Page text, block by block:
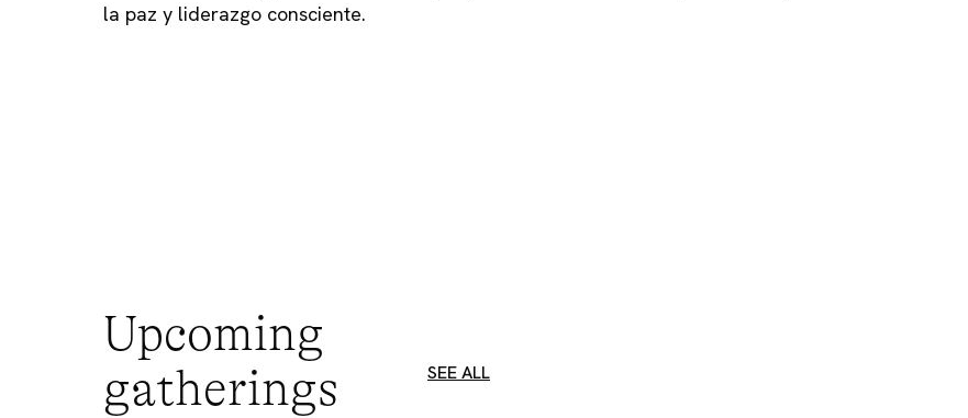
la paz y liderazgo consciente.
Upcoming
gatherings
SEE ALL